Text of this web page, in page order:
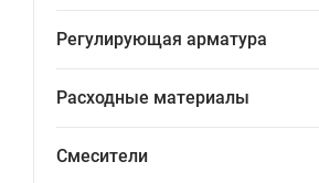
Регулирующая арматура
Расходные материалы
Смесители